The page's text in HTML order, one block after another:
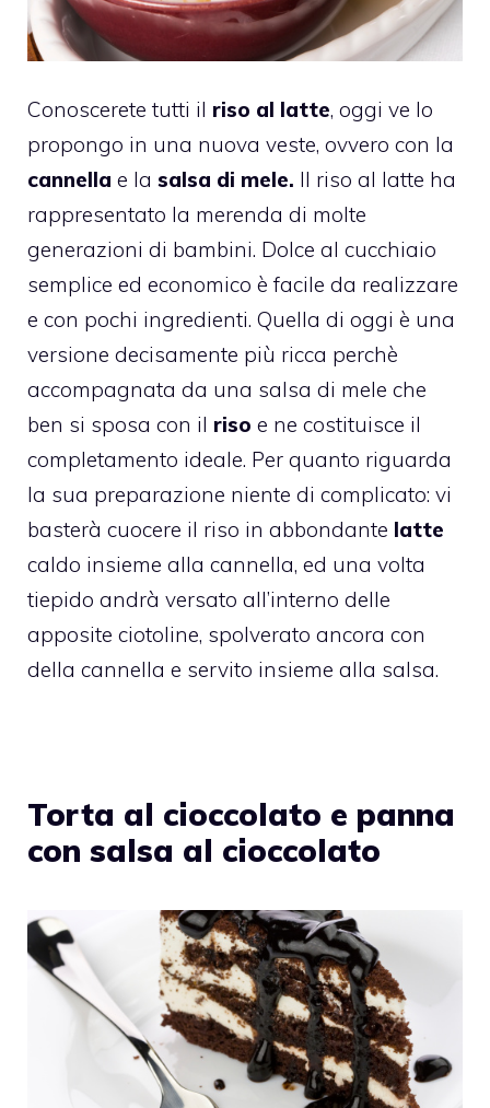
Conoscerete tutti il riso al latte, oggi ve lo
propongo in una nuova veste, ovvero con la
cannella e la salsa di mele. Il riso al latte ha
rappresentato la merenda di molte
generazioni di bambini. Dolce al cucchiaio
semplice ed economico è facile da realizzare
e con pochi ingredienti. Quella di oggi è una
versione decisamente più ricca perchè
accompagnata da una salsa di mele che
ben si sposa con il riso e ne costituisce il
completamento ideale. Per quanto riguarda
la sua preparazione niente di complicato: vi
basterà cuocere il riso in abbondante latte
caldo insieme alla cannella, ed una volta
tiepido andrà versato all’interno delle
apposite ciotoline, spolverato ancora con
della cannella e servito insieme alla salsa.
Torta al cioccolato e panna
con salsa al cioccolato